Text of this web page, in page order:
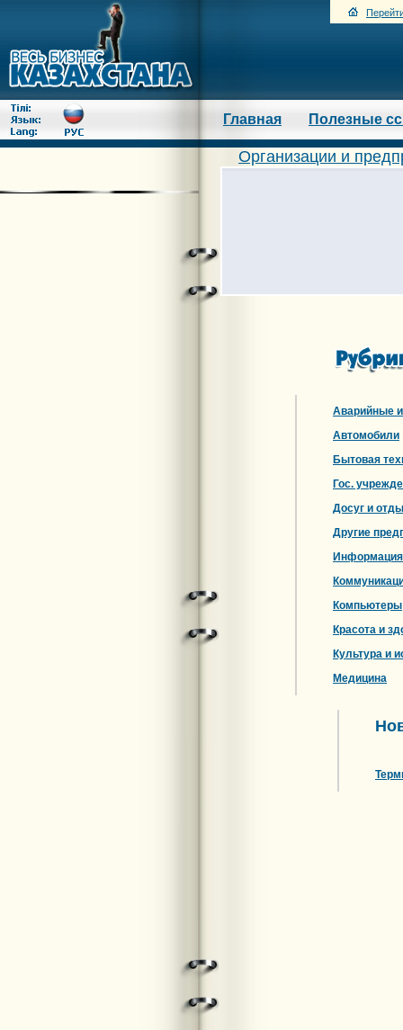
Главная Полезные
Организации и
Аварийные
Автомобили
Бытовая
Гос.
Досуг и
Другие
Информация
Компьютеры
Красота и
Культура и
Медицина